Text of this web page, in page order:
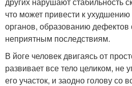
что может привести к
органов, образованию дефектов
неприятным последствиям.
В йоге человек двигаясь от
развивает все тело целиком, не
его участок, и заодно голову